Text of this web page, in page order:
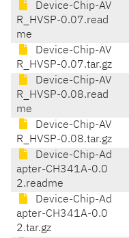
Device-Chip-AV
R_HVSP-0.07.read
me
Device-Chip-AV
R_HVSP-0.07.tar.gz
Device-Chip-AV
R_HVSP-0.08.read
me
Device-Chip-AV
R_HVSP-0.08.tar.gz
Device-Chip-Ad
apter-CH341A-0.0
2.readme
Device-Chip-Ad
apter-CH341A-0.0
2.tar.gz